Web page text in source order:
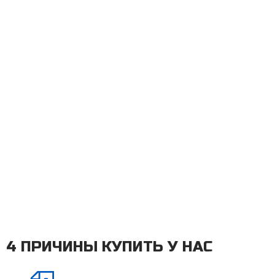
4 ПРИЧИНЫ КУПИТЬ У НАС